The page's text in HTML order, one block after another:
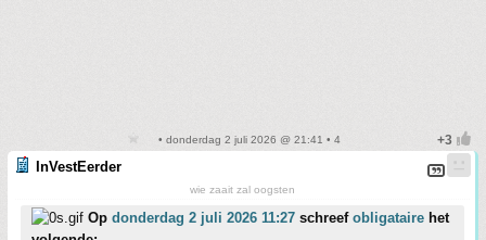
• donderdag 2 juli 2026 @ 21:41 • 4
InVestEerder
wie zaait zal oogsten
Op donderdag 2 juli 2026 11:27 schreef obligataire het